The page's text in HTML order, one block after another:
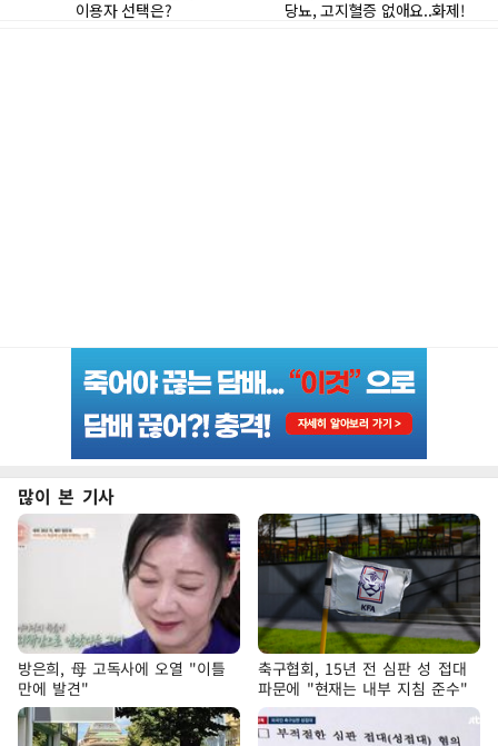
많이 본 기사
방은희, 母 고독사에 오열 "이틀
만에 발견"
축구협회, 15년 전 심판 성 접대
파문에 "현재는 내부 지침 준수"